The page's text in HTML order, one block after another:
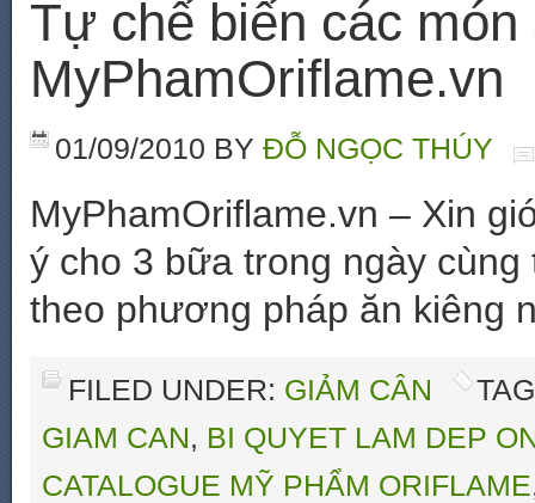
Tự chế biến các món
MyPhamOriflame.vn
01/09/2010 BY ĐỖ NGỌC THÚY
MyPhamOriflame.vn – Xin
ý cho 3 bữa trong ngày
theo phương pháp ăn kiêng
FILED UNDER: GIẢM CÂN
GIAM CAN, BI QUYET LAM DEP
CATALOGUE MỸ PHẨM ORIFLAME